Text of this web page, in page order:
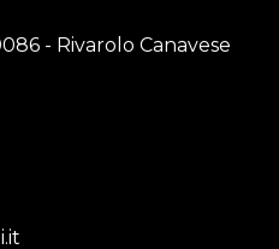
- Rivarolo Canavese